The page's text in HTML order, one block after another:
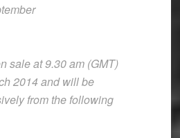
sale at 9.30 am (GMT)
2014 and will be
from the following